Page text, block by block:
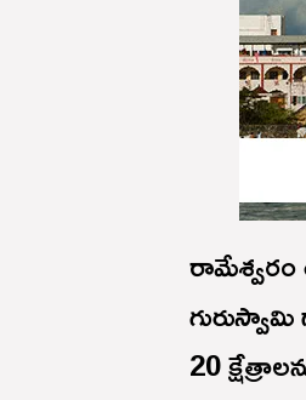
రామేశ్వరం
20